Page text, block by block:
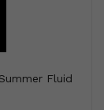
Fluid